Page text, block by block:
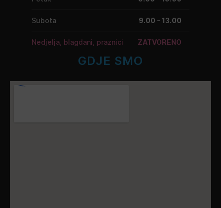
Subota 9.00 - 13.00
Nedjelja, blagdani, praznici ZATVORENO
GDJE SMO